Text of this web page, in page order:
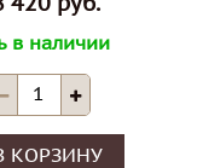
в наличии
КОРЗИНУ